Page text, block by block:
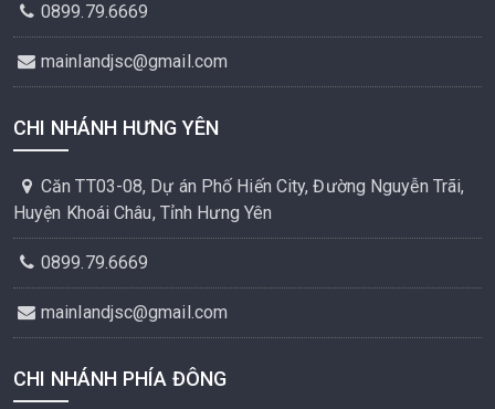
0899.79.6669
mainlandjsc@gmail.com
CHI NHÁNH HƯNG YÊN
Căn TT03-08, Dự án Phố Hiến City, Đường Nguyễn Trãi,
Huyện Khoái Châu, Tỉnh Hưng Yên
0899.79.6669
mainlandjsc@gmail.com
CHI NHÁNH PHÍA ĐÔNG